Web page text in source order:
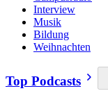
Interview
Musik
Bildung
Weihnachten
Top Podcasts